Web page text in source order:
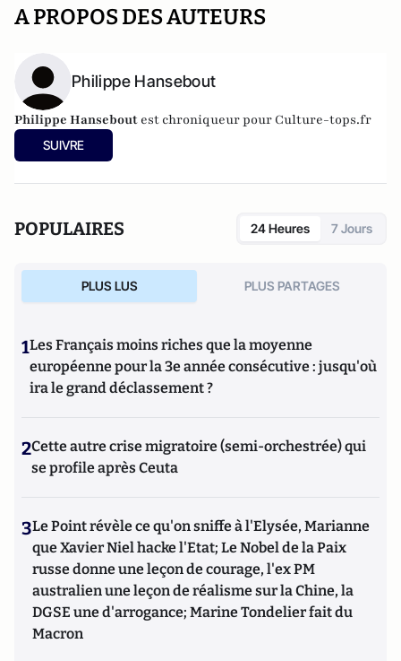
A PROPOS DES AUTEURS
Philippe Hansebout
Philippe Hansebout est chroniqueur pour Culture-tops.fr
SUIVRE
POPULAIRES 24 Heures 7 Jours
PLUS LUS PLUS PARTAGES
1Les Français moins riches que la moyenne
européenne pour la 3e année consécutive : jusqu'où
ira le grand déclassement ?
2Cette autre crise migratoire (semi-orchestrée) qui
se profile après Ceuta
3Le Point révèle ce qu'on sniffe à l'Elysée, Marianne
que Xavier Niel hacke l'Etat; Le Nobel de la Paix
russe donne une leçon de courage, l'ex PM
australien une leçon de réalisme sur la Chine, la
DGSE une d'arrogance; Marine Tondelier fait du
Macron